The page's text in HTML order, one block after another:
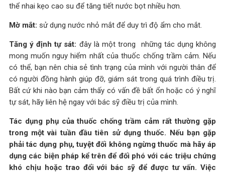
thể nhai kẹo cao su để tăng tiết nước bọt nhiều hơn.
Mờ mắt: sử dụng nước nhỏ mắt để duy trì độ ẩm cho mắt.
Tăng ý định tự sát: đây là một trong những tác dụng không
mong muốn nguy hiểm nhất của thuốc chống trầm cảm. Nếu
có thể, bạn nên chia sẻ tình trạng của mình với người thân để
có người đồng hành giúp đỡ, giám sát trong quá trình điều trị.
Bất cứ khi nào bạn cảm thấy có vấn đề bất ổn hoặc có ý nghĩ
tự sát, hãy liên hệ ngay với bác sỹ điều trị của mình.
Tác dụng phụ của thuốc chống trầm cảm rất thường gặp
trong một vài tuần đầu tiên sử dụng thuốc. Nếu bạn gặp
phải tác dụng phụ, tuyệt đối không ngừng thuốc mà hãy áp
dụng các biện pháp kể trên để đối phó với các triệu chứng
khó chịu hoặc trao đổi với bác sỹ để được tư vấn. Việc